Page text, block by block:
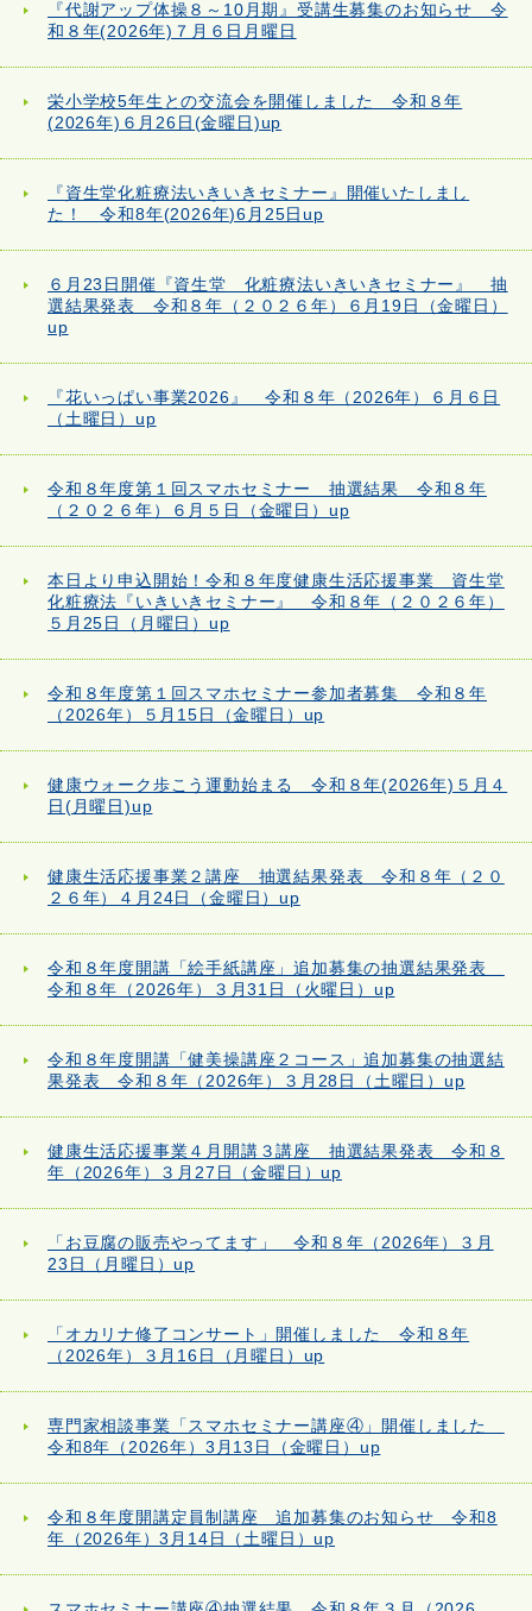
『代謝アップ体操８～10月期』受講生募集のお知らせ 令
和８年(2026年)７月６日月曜日
栄小学校5年生との交流会を開催しました 令和８年
(2026年)６月26日(金曜日)up
『資生堂化粧療法いきいきセミナー』開催いたしまし
た！ 令和8年(2026年)6月25日up
６月23日開催『資生堂 化粧療法いきいきセミナー』 抽
選結果発表 令和８年（２０２６年）６月19日（金曜日）
up
『花いっぱい事業2026』 令和８年（2026年）６月６日
（土曜日）up
令和８年度第１回スマホセミナー 抽選結果 令和８年
（２０２６年）６月５日（金曜日）up
本日より申込開始！令和８年度健康生活応援事業 資生堂
化粧療法『いきいきセミナー』 令和８年（２０２６年）
５月25日（月曜日）up
令和８年度第１回スマホセミナー参加者募集 令和８年
（2026年）５月15日（金曜日）up
健康ウォーク歩こう運動始まる 令和８年(2026年)５月４
日(月曜日)up
健康生活応援事業２講座 抽選結果発表 令和８年（２０
２６年）４月24日（金曜日）up
令和８年度開講「絵手紙講座」追加募集の抽選結果発表
令和８年（2026年）３月31日（火曜日）up
令和８年度開講「健美操講座２コース」追加募集の抽選結
果発表 令和８年（2026年）３月28日（土曜日）up
健康生活応援事業４月開講３講座 抽選結果発表 令和８
年（2026年）３月27日（金曜日）up
「お豆腐の販売やってます」 令和８年（2026年）３月
23日（月曜日）up
「オカリナ修了コンサート」開催しました 令和８年
（2026年）３月16日（月曜日）up
専門家相談事業「スマホセミナー講座④」開催しました
令和8年（2026年）3月13日（金曜日）up
令和８年度開講定員制講座 追加募集のお知らせ 令和8
年（2026年）3月14日（土曜日）up